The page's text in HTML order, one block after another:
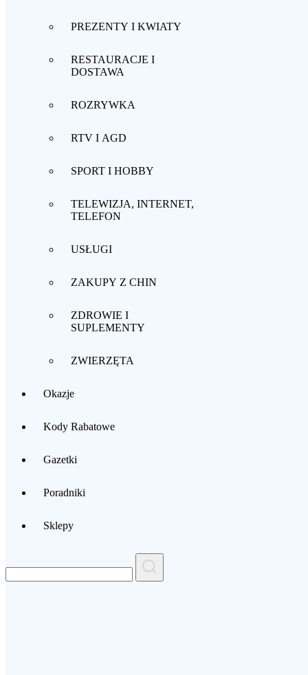
PREZENTY I KWIATY
RESTAURACJE I
DOSTAWA
ROZRYWKA
RTV I AGD
SPORT I HOBBY
TELEWIZJA, INTERNET,
TELEFON
USŁUGI
ZAKUPY Z CHIN
ZDROWIE I
SUPLEMENTY
ZWIERZĘTA
Okazje
Kody Rabatowe
Gazetki
Poradniki
Sklepy